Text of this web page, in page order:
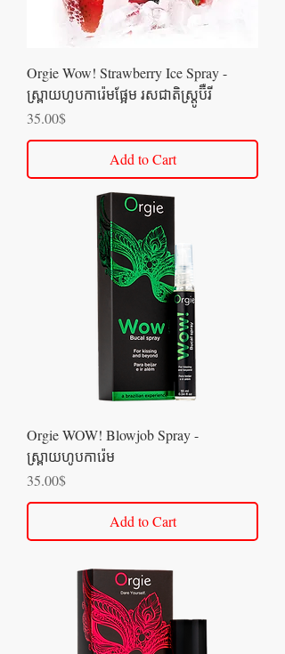
Orgie Wow! Strawberry Ice Spray -
ស្រ្ពាយហូបការ៉េមផ្អែម រសជាតិស្ត្រូប៊ឺ​រី
Price
35.00$
Add to Cart
Orgie WOW! Blowjob Spray -
ស្រ្ពាយហូបការ៉េម
Price
35.00$
Add to Cart